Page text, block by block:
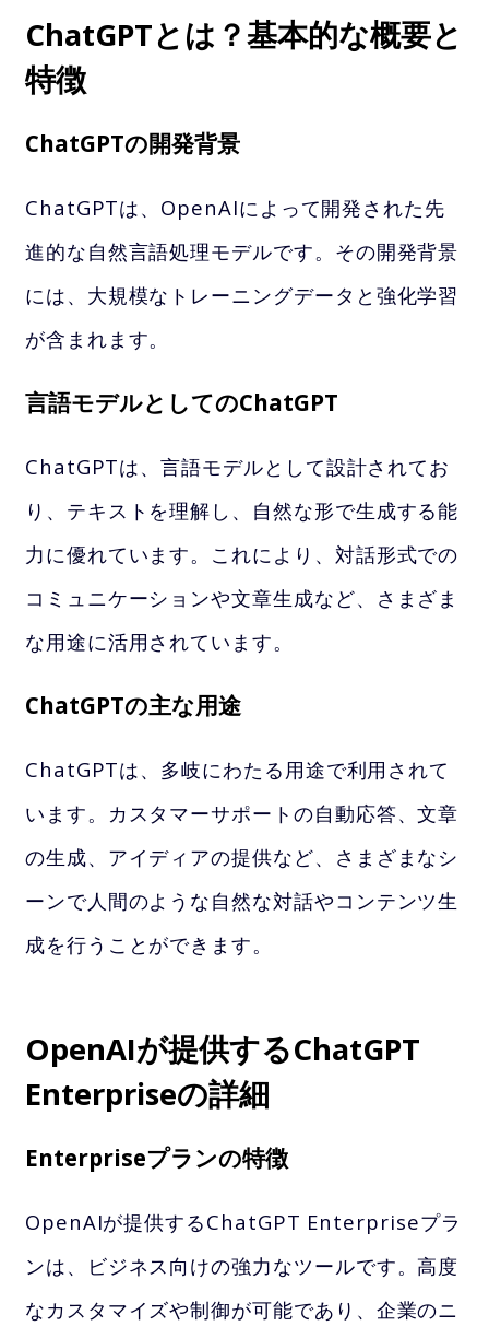
ChatGPTとは？基本的な概要と
特徴
ChatGPTの開発背景
ChatGPTは、OpenAIによって開発された先
進的な自然言語処理モデルです。その開発背景
には、大規模なトレーニングデータと強化学習
が含まれます。
言語モデルとしてのChatGPT
ChatGPTは、言語モデルとして設計されてお
り、テキストを理解し、自然な形で生成する能
力に優れています。これにより、対話形式での
コミュニケーションや文章生成など、さまざま
な用途に活用されています。
ChatGPTの主な用途
ChatGPTは、多岐にわたる用途で利用されて
います。カスタマーサポートの自動応答、文章
の生成、アイディアの提供など、さまざまなシ
ーンで人間のような自然な対話やコンテンツ生
成を行うことができます。
OpenAIが提供するChatGPT
Enterpriseの詳細
Enterpriseプランの特徴
OpenAIが提供するChatGPT Enterpriseプラ
ンは、ビジネス向けの強力なツールです。高度
なカスタマイズや制御が可能であり、企業のニ